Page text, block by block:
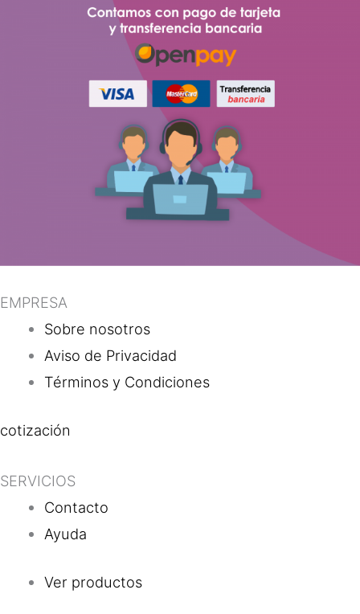
EMPRESA
Sobre nosotros
Aviso de Privacidad
Términos y Condiciones
cotización
SERVICIOS
Contacto
Ayuda
Ver productos